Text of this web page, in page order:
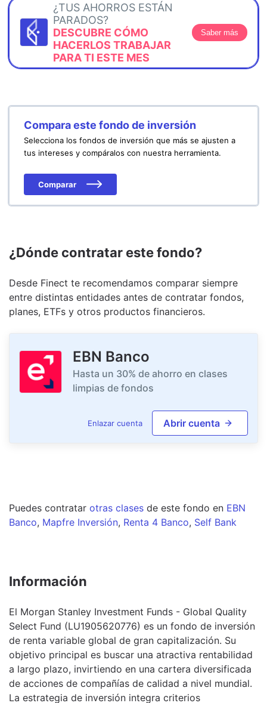
¿TUS AHORROS ESTÁN
PARADOS?
DESCUBRE CÓMO
HACERLOS TRABAJAR
PARA TI ESTE MES
Saber más
Compara este fondo de inversión
Selecciona los fondos de inversión que más se ajusten a
tus intereses y compáralos con nuestra herramienta.
Comparar
¿Dónde contratar este fondo?
Desde Finect te recomendamos comparar siempre
entre distintas entidades antes de contratar fondos,
planes, ETFs y otros productos financieros.
EBN Banco
Hasta un 30% de ahorro en clases
limpias de fondos
Enlazar cuenta Abrir cuenta
Puedes contratar otras clases de este fondo en EBN
Banco, Mapfre Inversión, Renta 4 Banco, Self Bank
Información
El Morgan Stanley Investment Funds - Global Quality
Select Fund (LU1905620776) es un fondo de inversión
de renta variable global de gran capitalización. Su
objetivo principal es buscar una atractiva rentabilidad
a largo plazo, invirtiendo en una cartera diversificada
de acciones de compañías de calidad a nivel mundial.
La estrategia de inversión integra criterios